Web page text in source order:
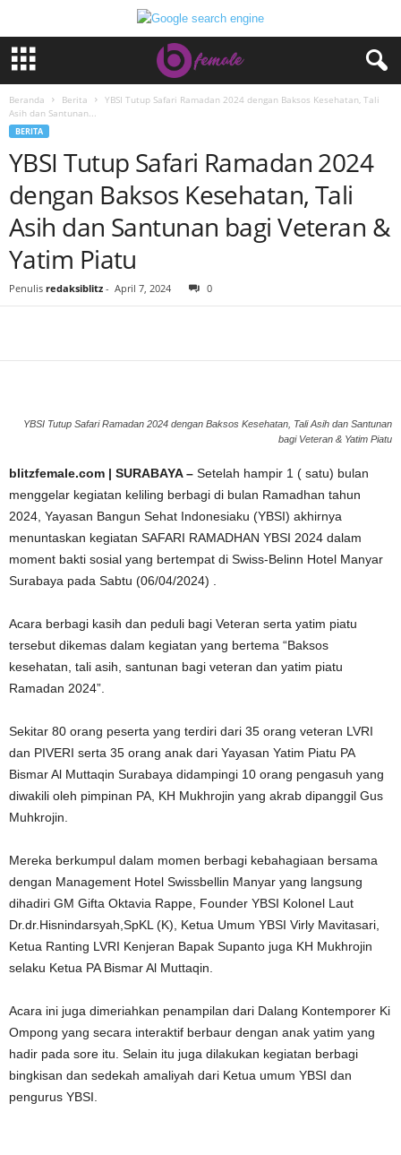
Beranda Berita
YBSI Tutup Safari Ramadan 2024 dengan Baksos Kesehatan, Tali
Asih dan Santunan...
BERITA
YBSI Tutup Safari Ramadan 2024
dengan Baksos Kesehatan, Tali
Asih dan Santunan bagi Veteran &
Yatim Piatu
Penulis redaksiblitz - April 7, 2024 0
YBSI Tutup Safari Ramadan 2024 dengan Baksos Kesehatan, Tali Asih dan Santunan
bagi Veteran & Yatim Piatu
blitzfemale.com | SURABAYA – Setelah hampir 1 ( satu) bulan
menggelar kegiatan keliling berbagi di bulan Ramadhan tahun
2024, Yayasan Bangun Sehat Indonesiaku (YBSI) akhirnya
menuntaskan kegiatan SAFARI RAMADHAN YBSI 2024 dalam
moment bakti sosial yang bertempat di Swiss-Belinn Hotel Manyar
Surabaya pada Sabtu (06/04/2024) .
Acara berbagi kasih dan peduli bagi Veteran serta yatim piatu
tersebut dikemas dalam kegiatan yang bertema “Baksos
kesehatan, tali asih, santunan bagi veteran dan yatim piatu
Ramadan 2024”.
Sekitar 80 orang peserta yang terdiri dari 35 orang veteran LVRI
dan PIVERI serta 35 orang anak dari Yayasan Yatim Piatu PA
Bismar Al Muttaqin Surabaya didampingi 10 orang pengasuh yang
diwakili oleh pimpinan PA, KH Mukhrojin yang akrab dipanggil Gus
Muhkrojin.
Mereka berkumpul dalam momen berbagi kebahagiaan bersama
dengan Management Hotel Swissbellin Manyar yang langsung
dihadiri GM Gifta Oktavia Rappe, Founder YBSI Kolonel Laut
Dr.dr.Hisnindarsyah,SpKL (K), Ketua Umum YBSI Virly Mavitasari,
Ketua Ranting LVRI Kenjeran Bapak Supanto juga KH Mukhrojin
selaku Ketua PA Bismar Al Muttaqin.
Acara ini juga dimeriahkan penampilan dari Dalang Kontemporer Ki
Ompong yang secara interaktif berbaur dengan anak yatim yang
hadir pada sore itu. Selain itu juga dilakukan kegiatan berbagi
bingkisan dan sedekah amaliyah dari Ketua umum YBSI dan
pengurus YBSI.